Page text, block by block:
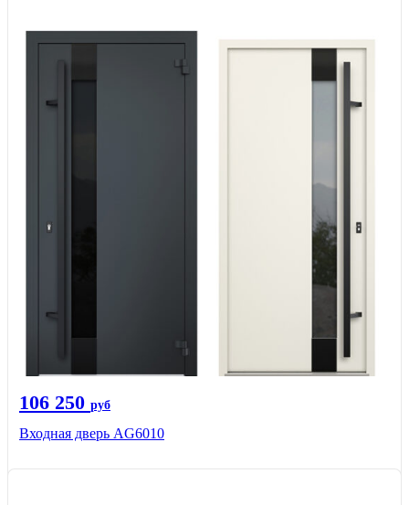
106 250 руб
Входная дверь AG6010